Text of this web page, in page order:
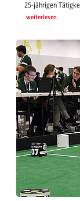
25-jährigen
weiterlesen